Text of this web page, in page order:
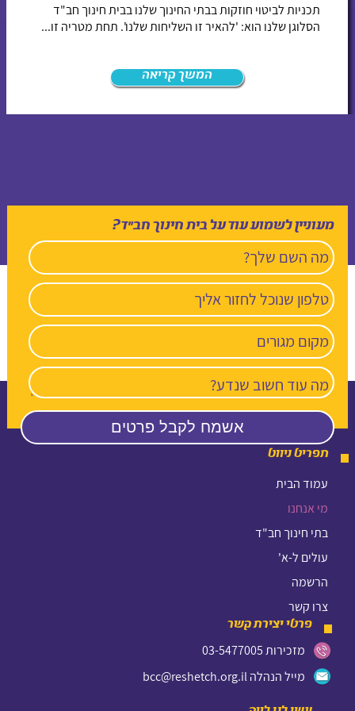
תכניות לביטוי חוזקות בבתי החינוך שלנו בבית חינוך חב"ד
הסלוגן שלנו הוא: 'להאיר זו השליחות שלנו'. תחת מטריה זו...
המשך קריאה
מעוניין לשמוע עוד על בית חינוך חב”ד?
תפריט ניווט
עמוד הבית
מי אנחנו
בתי חינוך חב"ד
עולים ל-א'
הרשמה
צרו קשר
פרטי יצירת קשר
מזכירות 03-5477005
מייל הנהלה bcc@reshetch.org.il